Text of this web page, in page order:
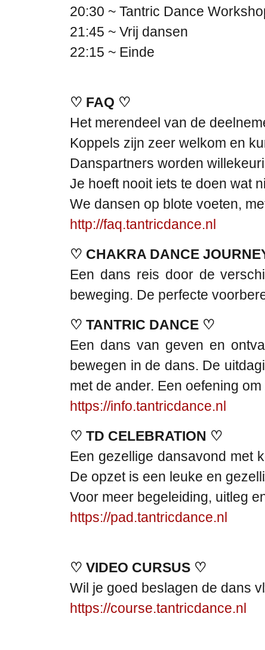
20:30 ~ Tantric Dance
21:45 ~ Vrij dansen
22:15 ~ Einde
♡ FAQ ♡
Het merendeel van de
Koppels zijn zeer welkom en
Danspartners worden
Je hoeft nooit iets te doen wat
We dansen op blote voeten,
http://faq.tantricdance.nl
♡ CHAKRA DANCE
Een dans reis door de
beweging. De perfecte
♡ TANTRIC DANCE ♡
Een dans van geven en
bewegen in de dans. De
met de ander. Een oefening
https://info.tantricdance.nl
♡ TD CELEBRATION ♡
Een gezellige dansavond met
De opzet is een leuke en
Voor meer begeleiding, uitleg
https://pad.tantricdance.nl
♡ VIDEO CURSUS ♡
Wil je goed beslagen de dans
https://course.tantricdance.nl